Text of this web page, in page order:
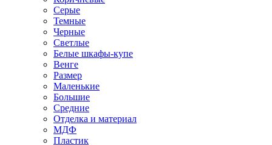
Серые
Темные
Черные
Светлые
Белые шкафы-купе
Венге
Размер
Маленькие
Большие
Средние
Отделка и материал
МДФ
Пластик